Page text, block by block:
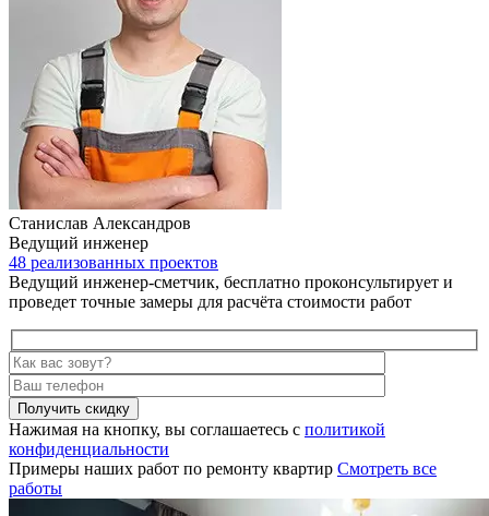
Станислав Александров
Ведущий инженер
48 реализованных проектов
Ведущий инженер-сметчик, бесплатно проконсультирует и
проведет точные замеры для расчёта стоимости работ
Получить скидку
Нажимая на кнопку, вы соглашаетесь с политикой
конфиденциальности
Примеры наших работ по ремонту квартир Смотреть все
работы